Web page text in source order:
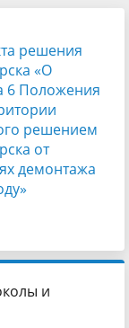
решения
«О
6 Положения
решением
от
демонтажа
и